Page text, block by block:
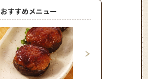
すすめメニュー